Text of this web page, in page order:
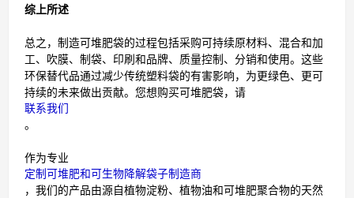
综上所述
总之，制造可堆肥袋的过程包括采购可持续原材料、混合和加
工、吹膜、制袋、印刷和品牌、质量控制、分销和使用。这些
环保替代品通过减少传统塑料袋的有害影响，为更绿色、更可
持续的未来做出贡献。您想购买可堆肥袋，请
联系我们
。
作为专业
定制可堆肥和可生物降解袋子制造商
，我们的产品由源自植物淀粉、植物油和可堆肥聚合物的天然